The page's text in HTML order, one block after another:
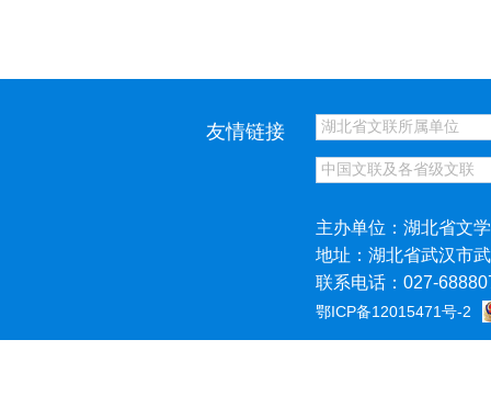
友情链接
主办单位：湖北省文
地址：湖北省武汉市
联系电话：027-
鄂ICP备12015471号-2